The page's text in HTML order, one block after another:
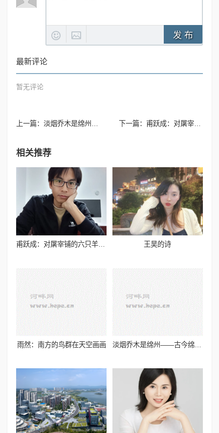
发 布
最新评论
暂无评论
上一篇： 淡烟乔木是绵州——古今绵阳的诗歌版图 下一篇：甫跃成：对屠宰铺的六只羊的正面观察
相关推荐
甫跃成：对屠宰铺的六只羊的正面观察 王昊的诗
雨然：南方的鸟群在天空画画 淡烟乔木是绵州——古今绵阳的诗歌版图